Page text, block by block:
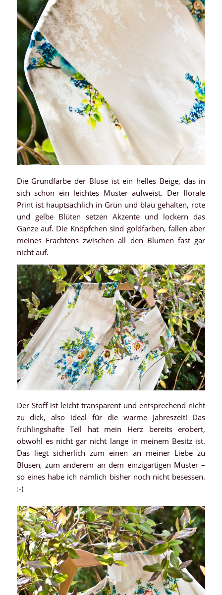
Die Grundfarbe der Bluse ist ein helles Beige, das in
sich schon ein leichtes Muster aufweist. Der florale
Print ist hauptsächlich in Grün und blau gehalten, rote
und gelbe Blüten setzen Akzente und lockern das
Ganze auf. Die Knöpfchen sind goldfarben, fallen aber
meines Erachtens zwischen all den Blumen fast gar
nicht auf.
Der Stoff ist leicht transparent und entsprechend nicht
zu dick, also ideal für die warme Jahreszeit! Das
frühlingshafte Teil hat mein Herz bereits erobert,
obwohl es nicht gar nicht lange in meinem Besitz ist.
Das liegt sicherlich zum einen an meiner Liebe zu
Blusen, zum anderem an dem einzigartigen Muster –
so eines habe ich nämlich bisher noch nicht besessen.
:-)